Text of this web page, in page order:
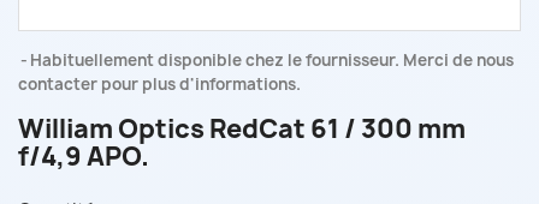
Habituellement disponible chez le fournisseur. Merci de nous
contacter pour plus d'informations.
William Optics RedCat 61 / 300 mm
f/4,9 APO.